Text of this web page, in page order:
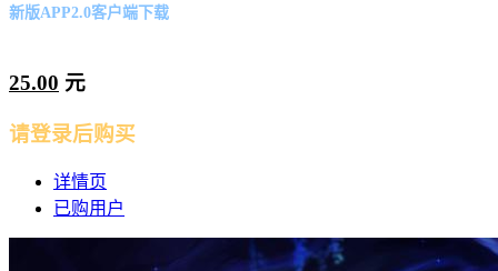
新版APP2.0客户端下载
25.00 元
请登录后购买
详情页
已购用户